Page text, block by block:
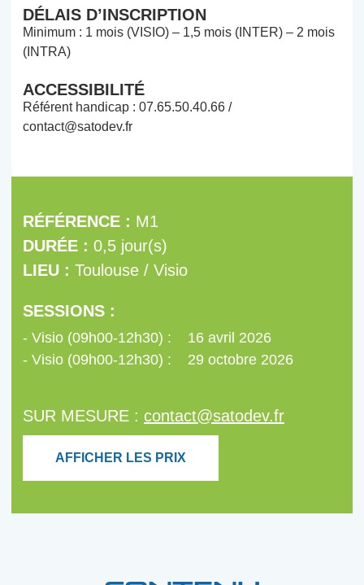
DÉLAIS D’INSCRIPTION
Minimum : 1 mois (VISIO) – 1,5 mois (INTER) – 2 mois
(INTRA)
ACCESSIBILITÉ
Référent handicap : 07.65.50.40.66 /
contact@satodev.fr
RÉFÉRENCE : M1
DURÉE : 0,5 jour(s)
LIEU : Toulouse / Visio
SESSIONS :
Visio (09h00-12h30) :
16 avril 2026
Visio (09h00-12h30) :
29 octobre 2026
SUR MESURE : contact@satodev.fr
AFFICHER LES PRIX